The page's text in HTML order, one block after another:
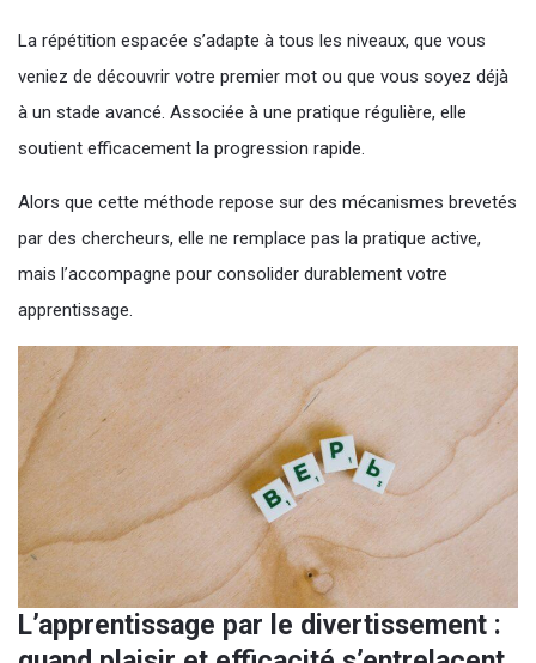
La répétition espacée s’adapte à tous les niveaux, que vous
veniez de découvrir votre premier mot ou que vous soyez déjà
à un stade avancé. Associée à une pratique régulière, elle
soutient efficacement la progression rapide.
Alors que cette méthode repose sur des mécanismes brevetés
par des chercheurs, elle ne remplace pas la pratique active,
mais l’accompagne pour consolider durablement votre
apprentissage.
L’apprentissage par le divertissement :